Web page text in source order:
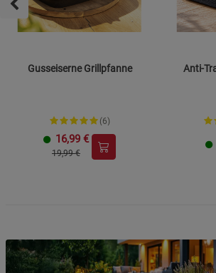
Gusseiserne Grillpfanne
(6)
16,99 €
19,99 €
Anti-